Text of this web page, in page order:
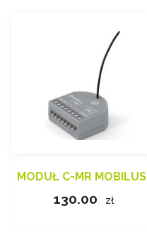
MODUŁ C-MR MOBILUS
130.00 zł